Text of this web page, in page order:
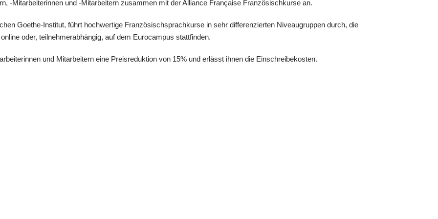
-Mitarbeiterinnen und -Mitarbeitern zusammen mit der Alliance Française Französischkurse an.
Goethe-Institut, führt hochwertige Französischsprachkurse in sehr differenzierten Niveaugruppen durch, die
oder, teilnehmerabhängig, auf dem Eurocampus stattfinden.
und Mitarbeitern eine Preisreduktion von 15% und erlässt ihnen die Einschreibekosten.